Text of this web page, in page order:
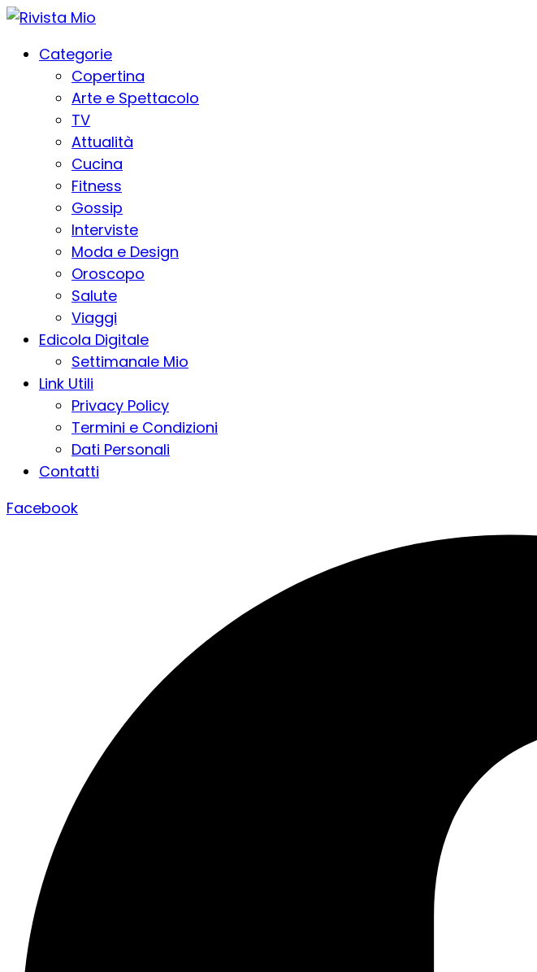
Categorie
Copertina
Arte e Spettacolo
TV
Attualità
Cucina
Fitness
Gossip
Interviste
Moda e Design
Oroscopo
Salute
Viaggi
Edicola Digitale
Settimanale Mio
Link Utili
Privacy Policy
Termini e Condizioni
Dati Personali
Contatti
Facebook